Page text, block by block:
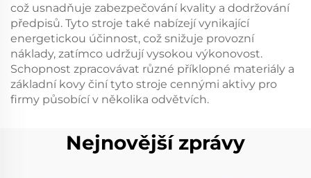
což usnadňuje zabezpečování kvality a dodržování
předpisů. Tyto stroje také nabízejí vynikající
energetickou účinnost, což snižuje provozní
náklady, zatímco udržují vysokou výkonovost.
Schopnost zpracovávat různé příklopné materiály a
základní kovy činí tyto stroje cennými aktivy pro
firmy působící v několika odvětvích.
Nejnovější zprávy